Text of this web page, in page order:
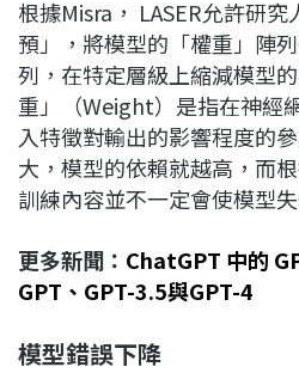
根據Misra， LASER允許研
預」，將模型的「權重」陣
列，在特定層級上縮減模型
重」（Weight）是指在神經
入特徵對輸出的影響程度的
大，模型的依賴就越高，而
訓練內容並不一定會使模型
更多新聞： ChatGPT 中的
GPT、GPT-3.5與GPT-4
模型錯誤下降